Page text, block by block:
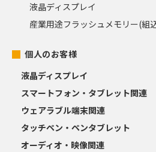
液晶ディスプレイ
産業用途フラッシュメモリー(組
個人のお客様
液晶ディスプレイ
スマートフォン・タブレット関連
ウェアラブル端末関連
タッチペン・ペンタブレット
オーディオ・映像関連